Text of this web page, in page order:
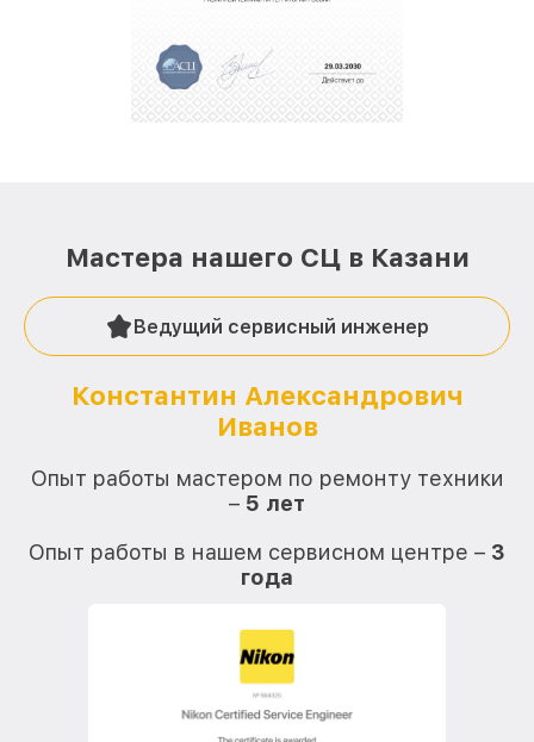
репутацию. Мы постоянно совершенствуемся и
стараемся каждый день делать наш сервис еще
Мастера нашего СЦ в Казани
Ведущий сервисный инженер
Константин Александрович
Иванов
Опыт работы мастером по ремонту техники
– 5 лет
Опыт работы в нашем сервисном центре – 3
года